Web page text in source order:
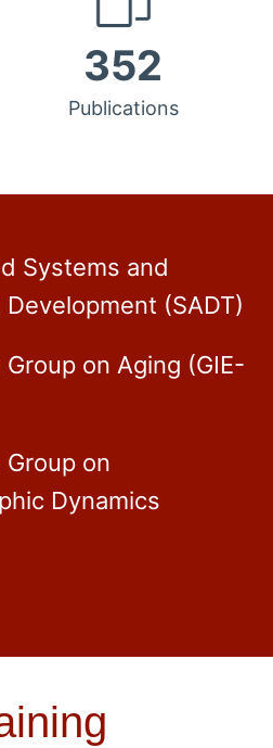
352
Publications
Systems and
Development (SADT)
Group on Aging (GIE-
Group on
Dynamics